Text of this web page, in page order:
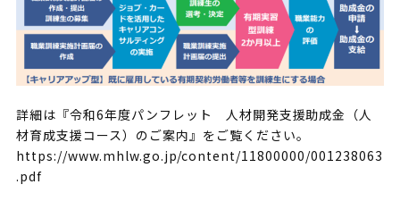
詳細は『令和6年度パンフレット 人材開発支援助成金（人
材育成支援コース）のご案内』をご覧ください。
https://www.mhlw.go.jp/content/11800000/001238063
.pdf